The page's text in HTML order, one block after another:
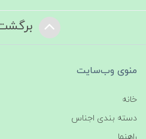
برگشت
منوی وب‌سایت
خانه
دسته بندی اجناس